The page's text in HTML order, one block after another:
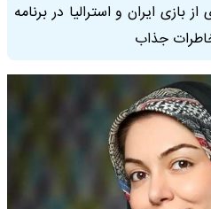
بازی ایران و استرالیا در برنامه
جذاب